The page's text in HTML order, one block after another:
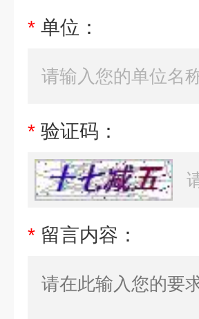
* 单位：
* 验证码：
* 留言内容：